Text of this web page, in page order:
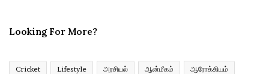
aLooking For More?
Cricket Lifestyle அரசியல் ஆன்மீகம் ஆரோக்கியம்